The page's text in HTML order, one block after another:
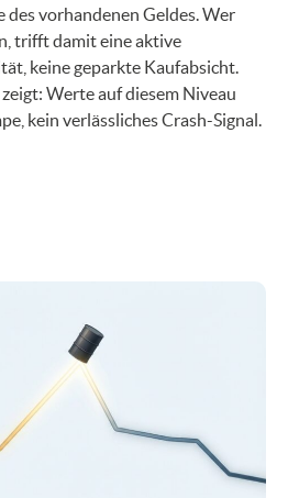
des vorhandenen Geldes. Wer
trifft damit eine aktive
keine geparkte Kaufabsicht.
Werte auf diesem Niveau
kein verlässliches Crash-Signal.